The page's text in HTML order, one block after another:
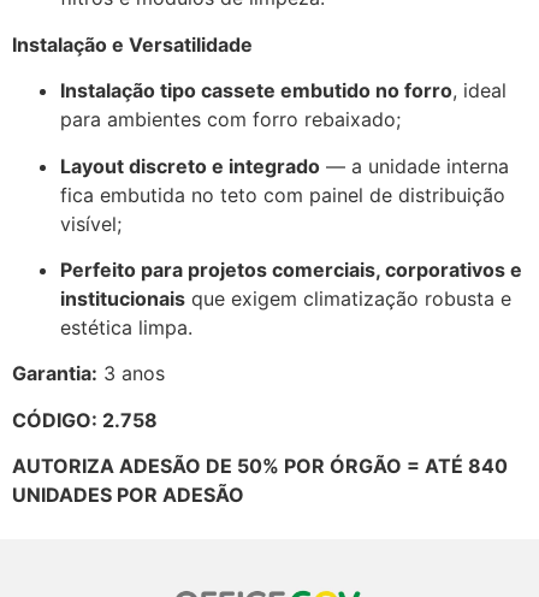
Instalação e Versatilidade
Instalação tipo cassete embutido no forro, ideal
para ambientes com forro rebaixado;
Layout discreto e integrado — a unidade interna
fica embutida no teto com painel de distribuição
visível;
Perfeito para projetos comerciais, corporativos e
institucionais que exigem climatização robusta e
estética limpa.
Garantia: 3 anos
CÓDIGO: 2.758
AUTORIZA ADESÃO DE 50% POR ÓRGÃO = ATÉ 840
UNIDADES POR ADESÃO